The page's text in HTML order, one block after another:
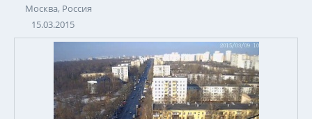
Москва, Россия
15.03.2015